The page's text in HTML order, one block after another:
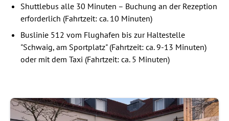
Shuttlebus alle 30 Minuten – Buchung an der Rezeption
erforderlich (Fahrtzeit: ca. 10 Minuten)
Buslinie 512 vom Flughafen bis zur Haltestelle
"Schwaig, am Sportplatz" (Fahrtzeit: ca. 9-13 Minuten)
oder mit dem Taxi (Fahrtzeit: ca. 5 Minuten)